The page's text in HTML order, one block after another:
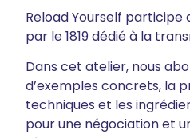
Reload Yourself participe
par le 1819 dédié à la
Dans cet atelier, nous
d’exemples concrets, la
techniques et les
pour une négociation et